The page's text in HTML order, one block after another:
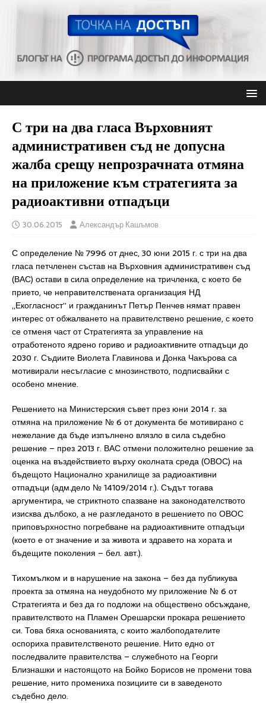
С три на два гласа Върховният
административен съд не допусна
жалба срещу непрозрачната отмяна
на приложение към стратегията за
радиоактивни отпадъци
30.06.2015 Александър Кашъмов
С определение № 7996 от днес, 30 юни 2015 г. с три на два
гласа петчленен състав на Върховния административен съд
(ВАС) остави в сила определение на тричленка, с което бе
прието, че неправителствената организация НД
„Екогласност” и гражданинът Петър Пенчев нямат правен
интерес от обжалването на правителствено решение, с което
се отменя част от Стратегията за управление на
отработеното ядрено гориво и радиоактивните отпадъци до
2030 г. Съдиите Виолета Главинова и Донка Чакърова са
мотивирали несъгласие с мнозинството, подписвайки с
особено мнение.
Решението на Министерския съвет през юни 2014 г. за
отмяна на приложение № 6 от документа бе мотивирано с
нежелание да бъде изпълнено влязло в сила съдебно
решение – през 2013 г. ВАС отмени положително решение за
оценка на въздействието върху околната среда (ОВОС) на
бъдещото Национално хранилище за радиоактивни
отпадъци (адм.дело № 14109/2014 г.). Съдът тогава
аргументира, че стриктното спазване на законодателството
изисква дълбоко, а не разгледаното в решението по ОВОС
приповърхностно погребване на радиоактивните отпадъци
(което е от значение и за живота и здравето на хората и
бъдещите поколения – бел. авт.).
Тихомълком и в нарушение на закона – без да публикува
проекта за отмяна на неудобното му приложение № 6 от
Стратегията и без да го подложи на обществено обсъждане,
правителството на Пламен Орешарски прокара решението
си. Това бяха основанията, с които жалбоподателите
оспориха правителственото решение. Нито едно от
последвалите правителства – служебното на Георги
Близнашки и настоящото на Бойко Борисов не промени това
решение, нито промениха позициите си в заведеното
съдебно дело.